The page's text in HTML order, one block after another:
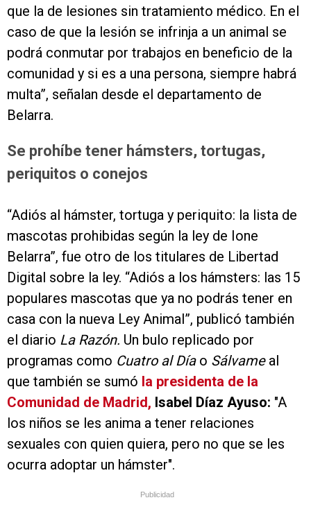
que la de lesiones sin tratamiento médico. En el
caso de que la lesión se infrinja a un animal se
podrá conmutar por trabajos en beneficio de la
comunidad y si es a una persona, siempre habrá
multa”, señalan desde el departamento de
Belarra.
Se prohíbe tener hámsters, tortugas,
periquitos o conejos
“Adiós al hámster, tortuga y periquito: la lista de
mascotas prohibidas según la ley de Ione
Belarra”, fue otro de los titulares de Libertad
Digital sobre la ley. “Adiós a los hámsters: las 15
populares mascotas que ya no podrás tener en
casa con la nueva Ley Animal”, publicó también
el diario La Razón. Un bulo replicado por
programas como Cuatro al Día o Sálvame al
que también se sumó la presidenta de la
Comunidad de Madrid, Isabel Díaz Ayuso: "A
los niños se les anima a tener relaciones
sexuales con quien quiera, pero no que se les
ocurra adoptar un hámster".
Publicidad